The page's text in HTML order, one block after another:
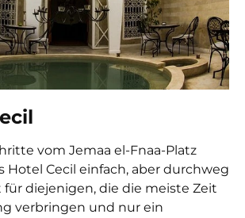
vom Jemaa el-Fnaa-Platz
Hotel Cecil einfach, aber durchweg
für diejenigen, die die meiste Zeit
verbringen und nur ein